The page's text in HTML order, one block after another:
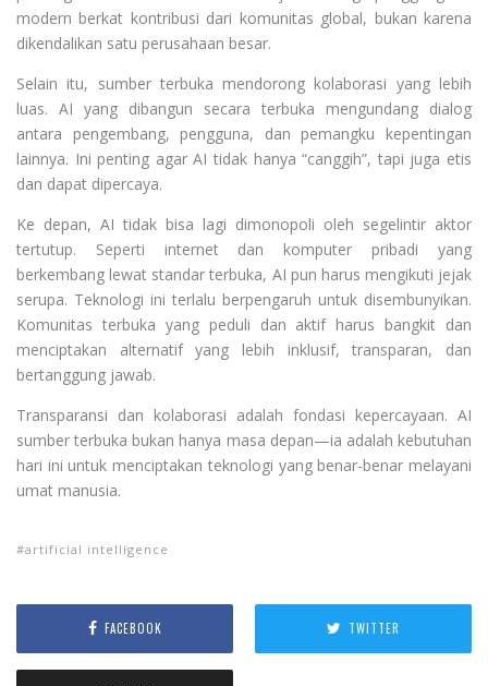
modern berkat kontribusi dari komunitas global, bukan karena
dikendalikan satu perusahaan besar.
Selain itu, sumber terbuka mendorong kolaborasi yang lebih
luas. AI yang dibangun secara terbuka mengundang dialog
antara pengembang, pengguna, dan pemangku kepentingan
lainnya. Ini penting agar AI tidak hanya “canggih”, tapi juga etis
dan dapat dipercaya.
Ke depan, AI tidak bisa lagi dimonopoli oleh segelintir aktor
tertutup. Seperti internet dan komputer pribadi yang
berkembang lewat standar terbuka, AI pun harus mengikuti jejak
serupa. Teknologi ini terlalu berpengaruh untuk disembunyikan.
Komunitas terbuka yang peduli dan aktif harus bangkit dan
menciptakan alternatif yang lebih inklusif, transparan, dan
bertanggung jawab.
Transparansi dan kolaborasi adalah fondasi kepercayaan. AI
sumber terbuka bukan hanya masa depan—ia adalah kebutuhan
hari ini untuk menciptakan teknologi yang benar-benar melayani
umat manusia.
artificial intelligence
FACEBOOK TWITTER